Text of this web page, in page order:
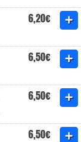
6,20€
6,50€
6,50€
6,50€